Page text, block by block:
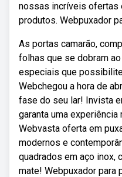
nossas incríveis ofertas
produtos. Webpuxador
As portas camarão,
folhas que se dobram
especiais que
Webchegou a hora de
fase do seu lar! Invista
garanta uma
Webvasta oferta em
modernos e
quadrados em aço inox,
mate! Webpuxador para